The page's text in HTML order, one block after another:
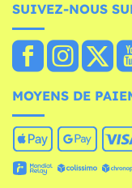
SUIVEZ-NOUS
MOYENS DE